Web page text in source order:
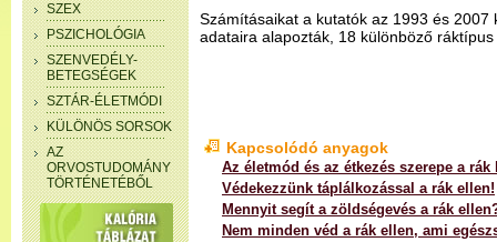
SZEX
PSZICHOLÓGIA
SZENVEDÉLY-
BETEGSÉGEK
SZTÁR-ÉLETMÓDI
KÜLÖNÖS SORSOK
AZ
ORVOSTUDOMÁNY
TÖRTÉNETÉBŐL
Számításaikat a kutatók az 1993 és 2007
adataira alapozták, 18 különböző
Kapcsolódó anyagok
Az életmód és az étkezés szerepe a rák
Védekezzünk táplálkozással a rák ellen!
Mennyit segít a zöldségevés a rák
Nem minden véd a rák ellen, ami